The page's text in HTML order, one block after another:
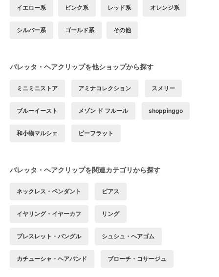
イエロー系 ピンク系 レッド系 オレンジ系
シルバー系 ゴールド系 その他
バレッタ・ヘアクリップを他ショップから探す
ミニミニストア アミナコレクション スメリー
ブルーイースト メゾン ド フルール shoppinggo
和小物マルシェ ビーフラット
バレッタ・ヘアクリップを関連カテゴリから探す
ネックレス・ペンダント ピアス
イヤリング・イヤーカフ リング
ブレスレット・バングル シュシュ・ヘアゴム
カチューシャ・ヘアバンド ブローチ・コサージュ